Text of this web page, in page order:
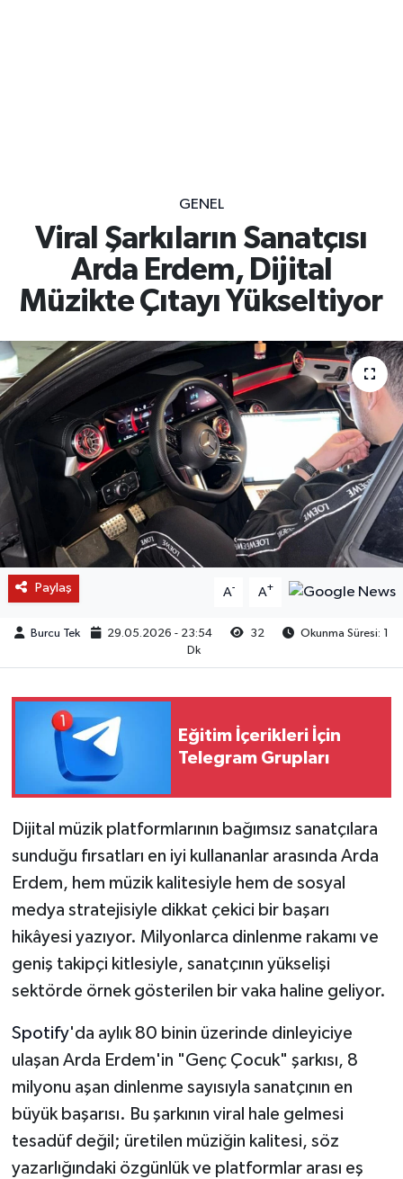
GENEL
Viral Şarkıların Sanatçısı
Arda Erdem, Dijital
Müzikte Çıtayı Yükseltiyor
Paylaş A- A+
Burcu Tek 29.05.2026 - 23:54 32
Okunma Süresi: 1
Dk
Eğitim İçerikleri İçin
Telegram Grupları
Dijital müzik platformlarının bağımsız sanatçılara
sunduğu fırsatları en iyi kullananlar arasında Arda
Erdem, hem müzik kalitesiyle hem de sosyal
medya stratejisiyle dikkat çekici bir başarı
hikâyesi yazıyor. Milyonlarca dinlenme rakamı ve
geniş takipçi kitlesiyle, sanatçının yükselişi
sektörde örnek gösterilen bir vaka haline geliyor.
Spotify'da aylık 80 binin üzerinde dinleyiciye
ulaşan Arda Erdem'in "Genç Çocuk" şarkısı, 8
milyonu aşan dinlenme sayısıyla sanatçının en
büyük başarısı. Bu şarkının viral hale gelmesi
tesadüf değil; üretilen müziğin kalitesi, söz
yazarlığındaki özgünlük ve platformlar arası eş